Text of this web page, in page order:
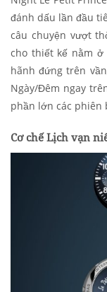
đánh dấu lần đầu
câu chuyện vượt
cho thiết kế nằm
hãnh đứng trên
Ngày/Đêm ngay
phần lớn các phiên
Cơ chế Lịch vạn